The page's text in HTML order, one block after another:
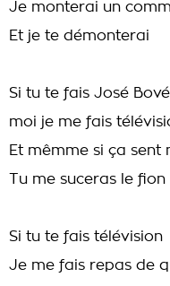
Je monterai un
Et je te démonterai
Si tu te fais José Bové
moi je me fais
Et mêmme si ça sent
Tu me suceras le fion
Si tu te fais télévision
Je me fais repas de